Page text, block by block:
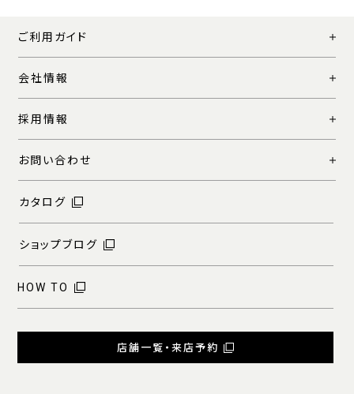
ご利用ガイド
会社情報
採用情報
お問い合わせ
カタログ
ショップブログ
HOW TO
店舗一覧・来店予約